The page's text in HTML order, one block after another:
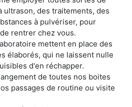
ultrason, des traitements, des
à pulvériser, pour
rentrer chez vous.
mettent en place des
élaborés, qui ne laissent nulle
d'en réchapper.
de toutes nos boites
passages de routine ou visite